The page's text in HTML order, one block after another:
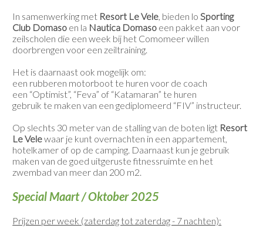
In samenwerking met Resort Le Vele , bieden lo Sporting
Club Domaso en la Nautica Domaso een pakket aan voor
zeilscholen die een week bij het Comomeer willen
doorbrengen voor een zeiltraining.
Het is daarnaast ook mogelijk om:
een rubberen motorboot te huren voor de coach
een “Optimist”, “Feva” of “Katamaran” te huren
gebruik te maken van een gediplomeerd “FIV” instructeur.
Op slechts 30 meter van de stalling van de boten ligt Resort
Le Velewaar je kunt overnachten in een appartement,
hotelkamer of op de camping. Daarnaast kun je gebruik
maken van de goed uitgeruste fitnessruimte en het
zwembad van meer dan 200 m2.
Special Maart / Oktober 2025
Prijzen per week (zaterdag tot zaterdag - 7 nachten):